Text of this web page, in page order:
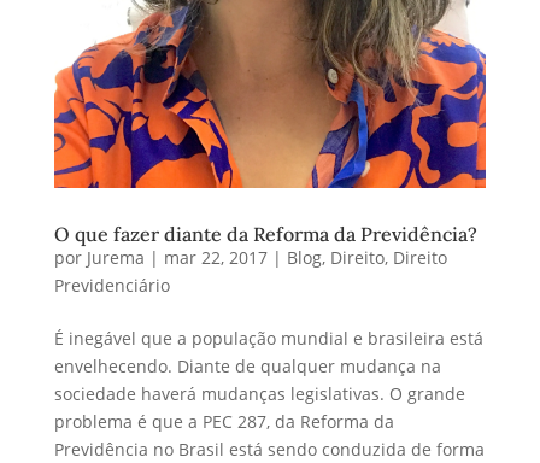
O que fazer diante da Reforma da Previdência?
por Jurema | mar 22, 2017| Blog, Direito, Direito
Previdenciário
É inegável que a população mundial e brasileira está
envelhecendo. Diante de qualquer mudança na
sociedade haverá mudanças legislativas. O grande
problema é que a PEC 287, da Reforma da
Previdência no Brasil está sendo conduzida de forma